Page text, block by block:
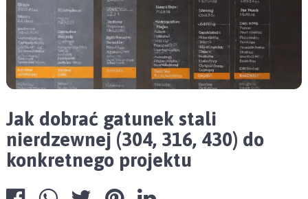
Jak dobrać gatunek stali
nierdzewnej (304, 316, 430) do
konkretnego projektu